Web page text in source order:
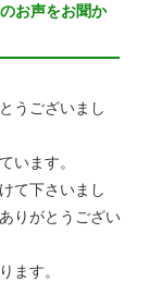
お声をお聞か
うございまし
います。
て下さいまし
りがとうござい
ます。